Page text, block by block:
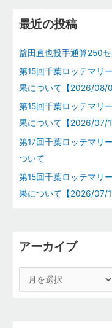
象
最近の投稿
益田直也投手通算250
第15回千葉ロッテマリ
果について【2026/08/
第15回千葉ロッテマリ
果について【2026/07/
第17回千葉ロッテマリ
ついて
第15回千葉ロッテマリ
果について【2026/07/
アーカイブ